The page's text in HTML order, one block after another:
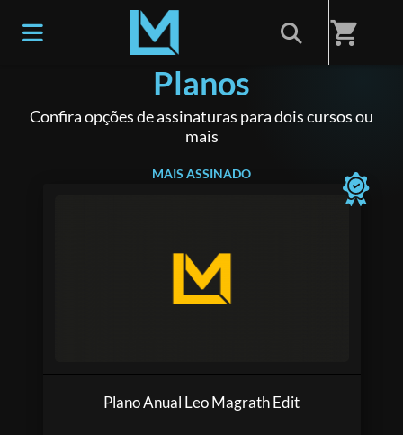
shopping_cart
Planos
Confira opções de assinaturas para dois cursos ou
mais
MAIS ASSINADO
Plano Anual Leo Magrath Edit